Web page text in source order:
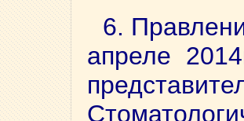
6.
апреле